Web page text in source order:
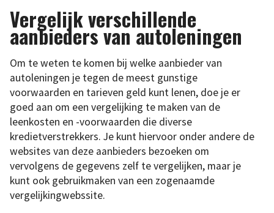
Vergelijk verschillende
aanbieders van autoleningen
Om te weten te komen bij welke aanbieder van
autoleningen je tegen de meest gunstige
voorwaarden en tarieven geld kunt lenen, doe je er
goed aan om een vergelijking te maken van de
leenkosten en -voorwaarden die diverse
kredietverstrekkers. Je kunt hiervoor onder andere de
websites van deze aanbieders bezoeken om
vervolgens de gegevens zelf te vergelijken, maar je
kunt ook gebruikmaken van een zogenaamde
vergelijkingwebssite.